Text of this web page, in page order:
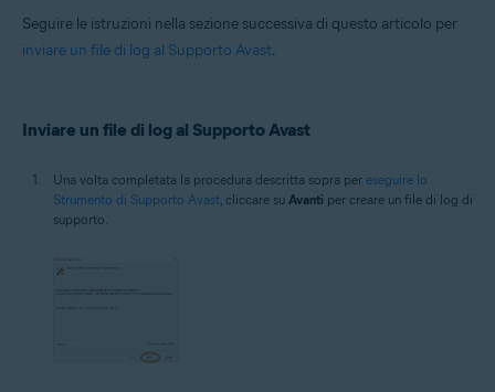
Seguire le istruzioni nella sezione successiva di questo articolo per
inviare un file di log al Supporto Avast.
Inviare un file di log al Supporto Avast
Una volta completata la procedura descritta sopra per eseguire lo
Strumento di Supporto Avast, cliccare su Avanti per creare un file di log di
supporto.